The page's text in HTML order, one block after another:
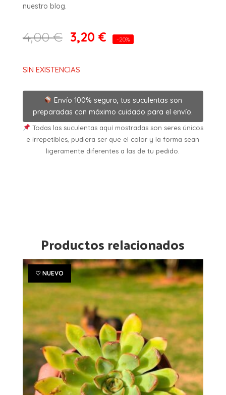
nuestro blog.
4,00€ 3,20 € -20%
SIN EXISTENCIAS
Envío 100% seguro, tus suculentas son
preparadas con máximo cuidado para el envío.
Todas las suculentas aquí mostradas son seres únicos
e irrepetibles, pudiera ser que el color y la forma sean
ligeramente diferentes a las de tu pedido.
Productos relacionados
♡ NUEVO